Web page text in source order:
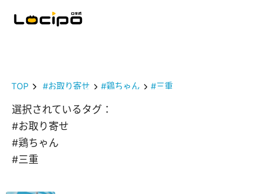
TOP #お取り寄せ #鶏ちゃん #三重
選択されているタグ：
#お取り寄せ
#鶏ちゃん
#三重